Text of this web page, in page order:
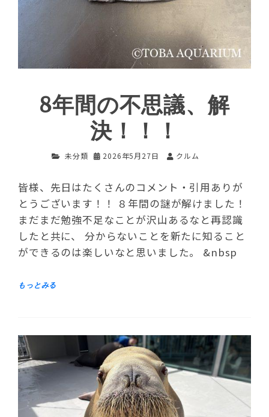
8年間の不思議、解
決！！！
未分類 2026年5月27日 クルム
皆様、先日はたくさんのコメント・引用ありが
とうございます！！ ８年間の謎が解けました！
まだまだ勉強不足なことが沢山あるなと再認識
したと共に、 分からないことを新たに知ること
ができるのは楽しいなと思いました。 &nbsp